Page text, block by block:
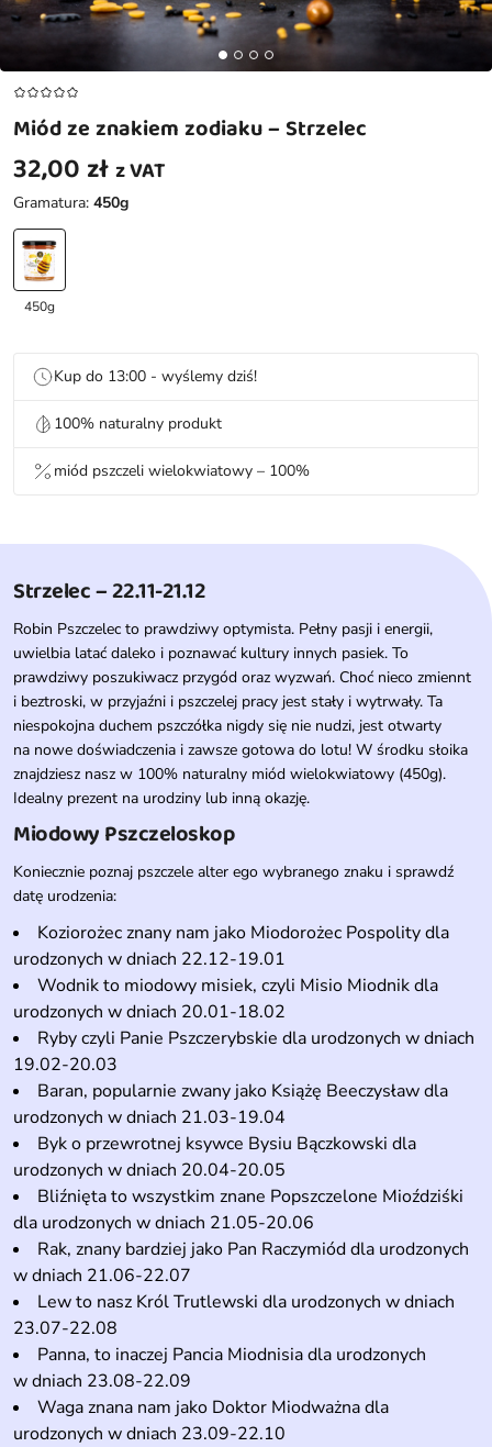
Strzelec – 22.11-21.12
Robin Pszczelec to prawdziwy optymista. Pełny pasji i energii,
uwielbia latać daleko i poznawać kultury innych pasiek. To
prawdziwy poszukiwacz przygód oraz wyzwań. Choć nieco zmiennt
i beztroski, w przyjaźni i pszczelej pracy jest stały i wytrwały. Ta
niespokojna duchem pszczółka nigdy się nie nudzi, jest otwarty
na nowe doświadczenia i zawsze gotowa do lotu! W środku słoika
znajdziesz nasz w 100% naturalny miód wielokwiatowy (450g).
Idealny prezent na urodziny lub inną okazję.
Miodowy Pszczeloskop
Koniecznie poznaj pszczele alter ego wybranego znaku i sprawdź
datę urodzenia:
Koziorożec znany nam jako Miodorożec Pospolity dla
urodzonych w dniach 22.12-19.01
Wodnik to miodowy misiek, czyli Misio Miodnik dla
urodzonych w dniach 20.01-18.02
Ryby czyli Panie Pszczerybskie dla urodzonych w dniach
19.02-20.03
Baran, popularnie zwany jako Książę Beeczysław dla
urodzonych w dniach 21.03-19.04
Byk o przewrotnej ksywce Bysiu Bączkowski dla
urodzonych w dniach 20.04-20.05
Bliźnięta to wszystkim znane Popszczelone Mioździśki
dla urodzonych w dniach 21.05-20.06
Rak, znany bardziej jako Pan Raczymiód dla urodzonych
w dniach 21.06-22.07
Lew to nasz Król Trutlewski dla urodzonych w dniach
23.07-22.08
Panna, to inaczej Pancia Miodnisia dla urodzonych
w dniach 23.08-22.09
Waga znana nam jako Doktor Miodważna dla
urodzonych w dniach 23.09-22.10
Miód ze znakiem zodiaku – Strzelec
32,00złz VAT
Gramatura: 450g
450g
Kup do 13:00 - wyślemy dziś!
100% naturalny produkt
miód pszczeli wielokwiatowy – 100%